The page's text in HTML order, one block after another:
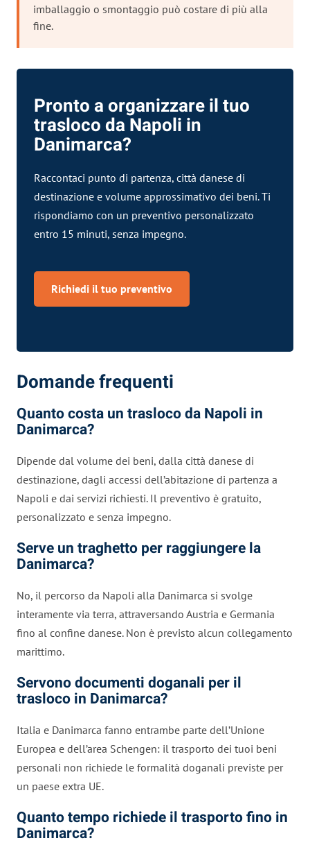
imballaggio o smontaggio può costare di più alla
fine.
Pronto a organizzare il tuo
trasloco da Napoli in
Danimarca?
Raccontaci punto di partenza, città danese di
destinazione e volume approssimativo dei beni. Ti
rispondiamo con un preventivo personalizzato
entro 15 minuti, senza impegno.
Richiedi il tuo preventivo
Domande frequenti
Quanto costa un trasloco da Napoli in
Danimarca?
Dipende dal volume dei beni, dalla città danese di
destinazione, dagli accessi dell’abitazione di partenza a
Napoli e dai servizi richiesti. Il preventivo è gratuito,
personalizzato e senza impegno.
Serve un traghetto per raggiungere la
Danimarca?
No, il percorso da Napoli alla Danimarca si svolge
interamente via terra, attraversando Austria e Germania
fino al confine danese. Non è previsto alcun collegamento
marittimo.
Servono documenti doganali per il
trasloco in Danimarca?
Italia e Danimarca fanno entrambe parte dell’Unione
Europea e dell’area Schengen: il trasporto dei tuoi beni
personali non richiede le formalità doganali previste per
un paese extra UE.
Quanto tempo richiede il trasporto fino in
Danimarca?